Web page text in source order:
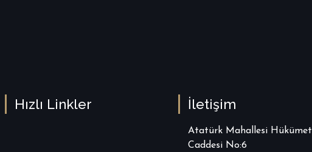
Hızlı Linkler İletişim
Atatürk Mahallesi Hükümet
Caddesi No:6